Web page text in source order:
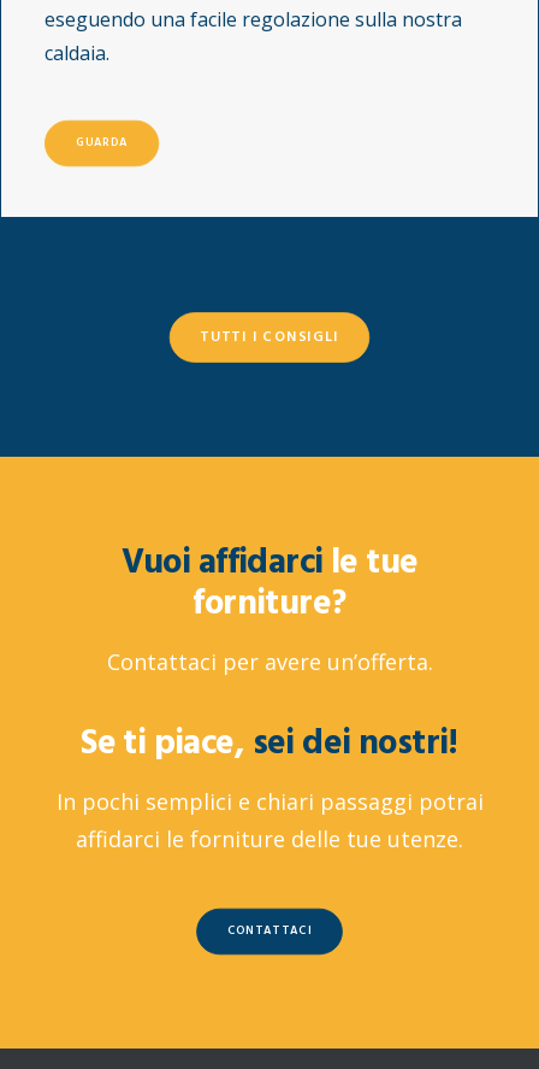
eseguendo una facile regolazione sulla nostra
caldaia.
GUARDA
TUTTI I CONSIGLI
Vuoi affidarcile tue
forniture?
Contattaci per avere un’offerta.
Se ti piace,sei dei nostri!
In pochi semplici e chiari passaggi potrai
affidarci le forniture delle tue utenze.
CONTATTACI